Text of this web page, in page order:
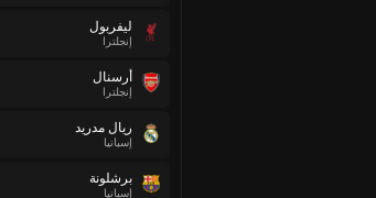
ليفربول
إنجلترا
أرسنال
إنجلترا
ريال مدريد
إسبانيا
برشلونة
إسبانيا